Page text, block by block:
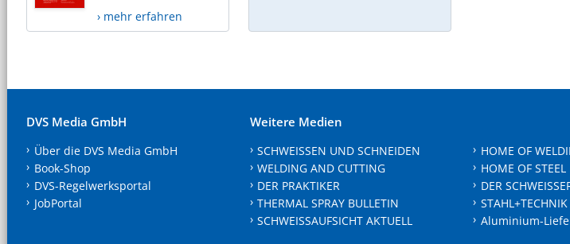
› mehr erfahren
DVS Media GmbH
Über die DVS Media GmbH
Book-Shop
DVS-Regelwerksportal
JobPortal
Weitere Medien
SCHWEISSEN UND SCHNEIDEN
WELDING AND CUTTING
DER PRAKTIKER
THERMAL SPRAY BULLETIN
SCHWEISSAUFSICHT AKTUELL
HOME OF
HOME OF STEEL
DER
STAHL+TECHNIK
Aluminium-